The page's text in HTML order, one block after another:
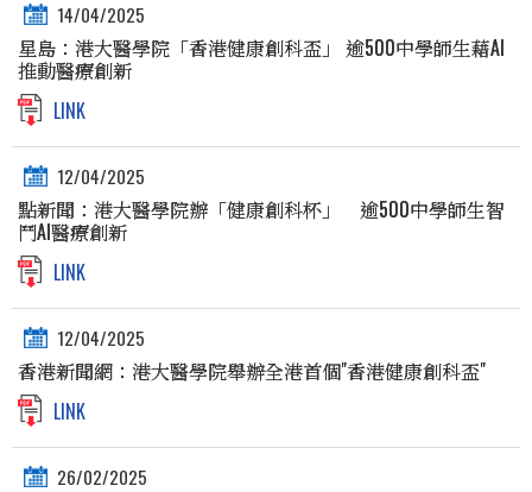
14/04/2025
星島：港大醫學院「香港健康創科盃」 逾500中學師生藉AI
推動醫療創新
LINK
12/04/2025
點新聞：港大醫學院辦「健康創科杯」 逾500中學師生智
鬥AI醫療創新
LINK
12/04/2025
香港新聞網：港大醫學院舉辦全港首個"香港健康創科盃"
LINK
26/02/2025